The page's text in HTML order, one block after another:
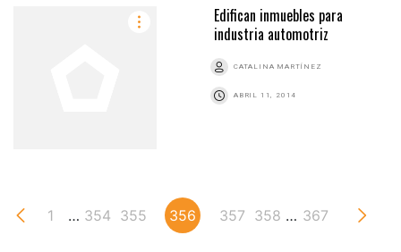
Edifican inmuebles para
industria automotriz
CATALINA MARTÍNEZ
ABRIL 11, 2014
1 … 354 355 356 357 358 … 367